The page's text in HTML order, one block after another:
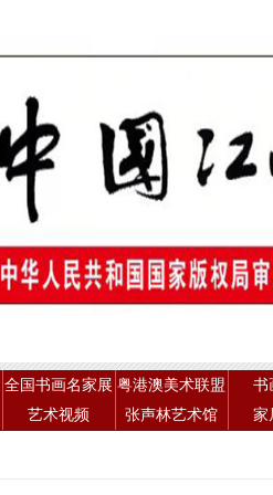
全国书画名家展 粤港澳美术联盟
书
艺术视频 张声林艺术馆 家